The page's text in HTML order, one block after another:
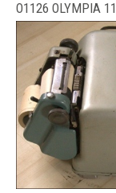
O1126 OLYMPIA